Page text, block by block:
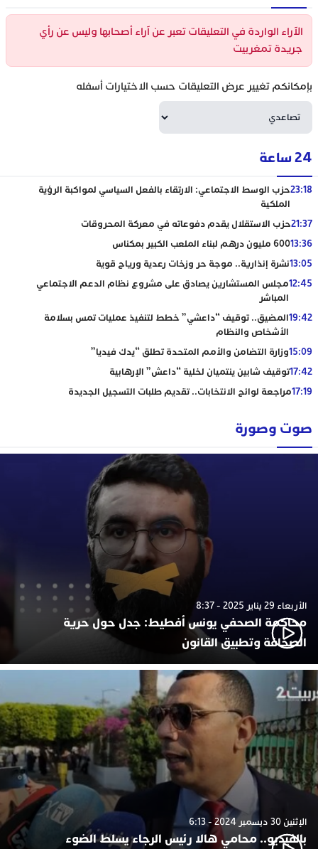
الآراء الواردة في التعليقات تعبر عن آراء أصحابها وليس عن رأي
جريدة تمغربيت
بإمكانكم تغيير عرض التعليقات حسب الاختيارات أسفله
24 ساعة
23:18حزب الوسط الاجتماعي: الارتقاء بالفعل السياسي لمواكبة الرؤية
الملكية
21:37حزب الاستقلال يقدم دفوعاته في معركة المحروقات
13:36600 مليون درهم لبناء الملعب الكبير بمكناس
13:05نشرة إنذارية.. موجة حر وزخات رعدية ورياح قوية
12:45مجلس المستشارين يصادق على مشروع نظام الدعم الاجتماعي
المباشر
19:42المضيق.. توقيف “داعشي” خطط لتنفيذ عمليات تمس بسلامة
الأشخاص والنظام
15:09وزارة التضامن والأمم المتحدة تطلق “يدك فيديا”
17:42توقيف شابين ينتميان لخلية “داعش” الإرهابية
17:19مراجعة لوائح الانتخابات.. تقديم طلبات التسجيل الجديدة
صوت وصورة
الأربعاء 29 يناير 2025 - 8:37
محاكمة الصحفي يونس أفطيط: جدل حول حرية
الصحافة وتطبيق القانون
الإثنين 30 ديسمبر 2024 - 6:13
بالفيديو.. محامي هالا رئيس الرجاء يسلط الضوء